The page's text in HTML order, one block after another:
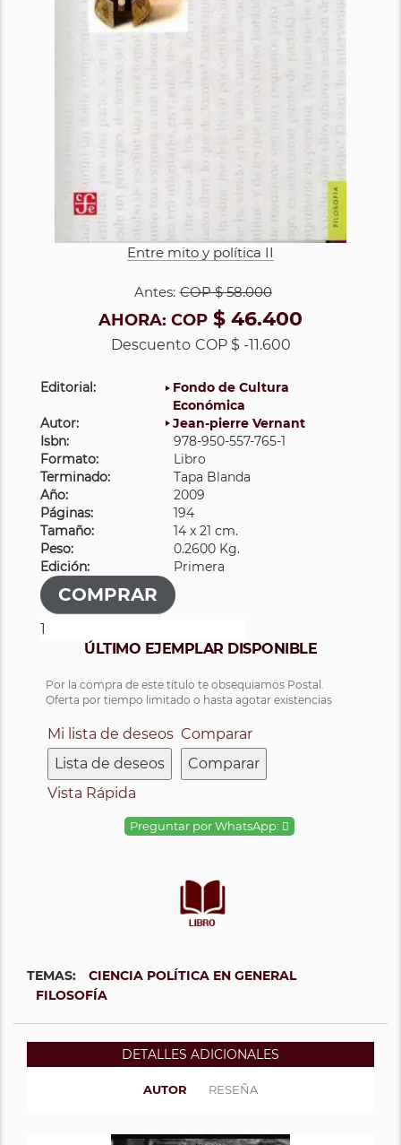
Entre mito y política II
Antes: COP$ 58.000
AHORA: COP $ 46.400
Descuento COP $ -11.600
Editorial:
Fondo de Cultura
Económica
Autor:
Jean-pierre Vernant
Isbn:
978-950-557-765-1
Formato:
Libro
Terminado:
Tapa Blanda
Año:
2009
Páginas:
194
Tamaño:
14 x 21 cm.
Peso:
0.2600 Kg.
Edición:
Primera
ÚLTIMO EJEMPLAR DISPONIBLE
Por la compra de este título te obsequiamos Postal.
Oferta por tiempo limitado o hasta agotar existencias
Mi lista de deseos
Lista de deseos
Comparar
Comparar
Vista Rápida
Preguntar por WhatsApp:
TEMAS:
CIENCIA POLÍTICA EN GENERAL
FILOSOFÍA
DETALLES ADICIONALES
AUTOR RESEÑA